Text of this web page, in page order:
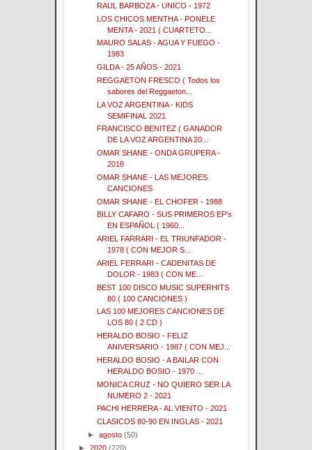
RAUL BARBOZA - UNICO - 1972
LOS CHICOS MENTHA - PONELE
MENTA - 2021 ( CUARTETO...
MAURO SALAS - AGUA Y FUEGO -
1983
GILDA - 25 AÑOS - 2021
REGGAETON FRESCO ( Todos los
sabores del Reggaeton...
LA VOZ ARGENTINA - KIDS
SEMIFINAL 2021
FRANCISCO BENITEZ ( GANADOR
DE LA VOZ ARGENTINA 20...
OMAR SHANE - ONDA GRUPERA -
2018
OMAR SHANE - LAS MEJORES
CANCIONES
OMAR SHANE - EL CHOFER - 1988
BILLY CAFARO - SUS PRIMEROS EP's
EN ESPAÑOL ( 1960...
ARIEL FARRARI - EL TRIUNFADOR -
1978 ( CON MEJOR S...
ARIEL FERRARI - CADENITAS DE
DOLOR - 1983 ( CON ME...
BEST 100 DISCO MUSIC SUPERHITS
80 ( 100 CANCIONES )
LAS 100 MEJORES CANCIONES DE
LOS 80 ( 2 CD )
HERALDO BOSIO - FELIZ
ANIVERSARIO - 1987 ( CON MEJ...
HERALDO BOSIO - A BAILAR CON
HERALDO BOSIO - 1970 ...
MONICA CRUZ - NO QUIERO SER LA
NUMERO 2 - 2021
PACHI HERRERA - AL VIENTO - 2021
CLASICOS 80-90 EN INGLAS - 2021
►agosto (50)
► 2020 (220)